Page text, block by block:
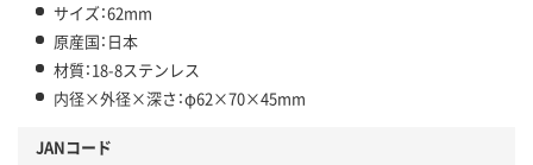
サイズ：62mm
原産国：日本
材質：18-8ステンレス
内径×外径×深さ：φ62×70×45mm
JANコード